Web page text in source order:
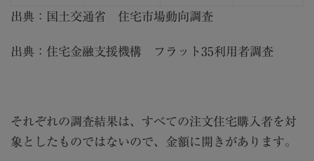
出典： 国土交通省 住宅市場動向調査
出典： 住宅金融支援機構 フラット35利用者調査
それぞれの調査結果は、すべての注文住宅購入者を対
象としたものではないので、金額に開きがあります。